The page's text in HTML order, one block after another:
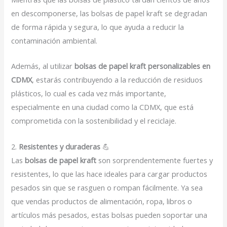
en descomponerse, las bolsas de papel kraft se degradan
de forma rápida y segura, lo que ayuda a reducir la
contaminación ambiental.
Además, al utilizarbolsas de papel kraft personalizables en
CDMX, estarás contribuyendo a la reducción de residuos
plásticos, lo cual es cada vez más importante,
especialmente en una ciudad como la CDMX, que está
comprometida con la sostenibilidad y el reciclaje.
2. Resistentes y duraderas 💪
Lasbolsas de papel kraft son sorprendentemente fuertes y
resistentes, lo que las hace ideales para cargar productos
pesados sin que se rasguen o rompan fácilmente. Ya sea
que vendas productos de alimentación, ropa, libros o
artículos más pesados, estas bolsas pueden soportar una